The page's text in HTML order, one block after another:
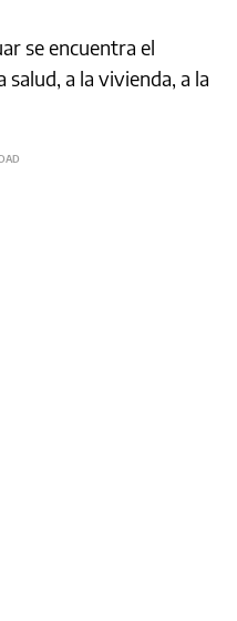
se encuentra el
salud, a la vivienda, a la